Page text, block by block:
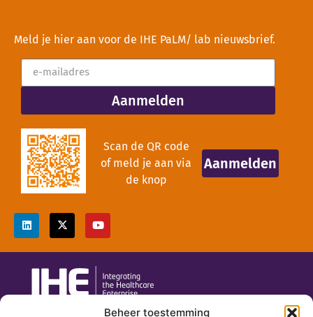
Beheer toestemming
Meld je hier aan voor de IHE PaLM/ lab nieuwsbrief.
Aanmelden
Scan de QR code
of meld je aan via
de knop
Aanmelden